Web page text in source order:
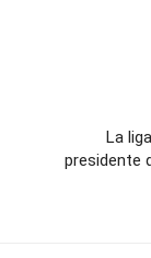
La
presidente